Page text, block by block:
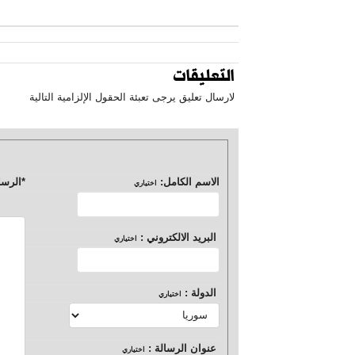
التعليقات
لارسال تعليق يرجى تعبئة الحقول الإلزامية التالية
الاسم الكامل: اختياري *
البريد الالكتروني : اختياري
الدولة : اختياري
عنوان الرسالة : اختياري